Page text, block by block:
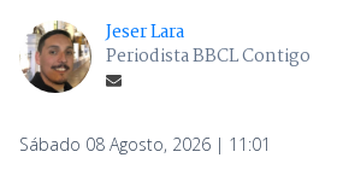
Jeser Lara
Periodista BBCL Contigo
Sábado 08 Agosto, 2026 | 11:01